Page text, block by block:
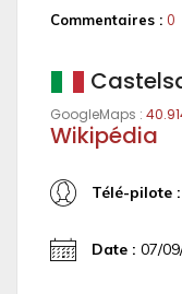
Commentaires : 0
GoogleMaps :
Wikipédia
Télé-pilote :
Date : 07/